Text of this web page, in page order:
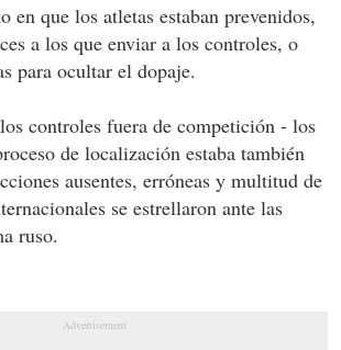
en que los atletas estaban prevenidos,
a los que enviar a los controles, o
para ocultar el dopaje.
controles fuera de competición - los
de localización estaba también
ausentes, erróneas y multitud de
se estrellaron ante las
ruso.